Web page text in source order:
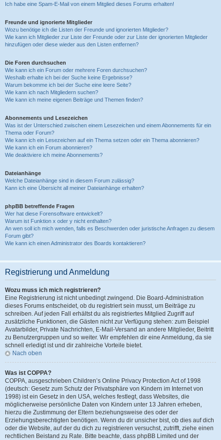
Ich habe eine Spam-E-Mail von einem Mitglied dieses Forums erhalten!
Freunde und ignorierte Mitglieder
Wozu benötige ich die Listen der Freunde und ignorierten Mitglieder?
Wie kann ich Mitglieder zur Liste der Freunde oder zur Liste der ignorierten Mitglieder
hinzufügen oder diese wieder aus den Listen entfernen?
Die Foren durchsuchen
Wie kann ich ein Forum oder mehrere Foren durchsuchen?
Weshalb erhalte ich bei der Suche keine Ergebnisse?
Warum bekomme ich bei der Suche eine leere Seite?
Wie kann ich nach Mitgliedern suchen?
Wie kann ich meine eigenen Beiträge und Themen finden?
Abonnements und Lesezeichen
Was ist der Unterschied zwischen einem Lesezeichen und einem Abonnements für ein
Thema oder Forum?
Wie kann ich ein Lesezeichen auf ein Thema setzen oder ein Thema abonnieren?
Wie kann ich ein Forum abonnieren?
Wie deaktiviere ich meine Abonnements?
Dateianhänge
Welche Dateianhänge sind in diesem Forum zulässig?
Kann ich eine Übersicht all meiner Dateianhänge erhalten?
phpBB betreffende Fragen
Wer hat diese Forensoftware entwickelt?
Warum ist Funktion x oder y nicht enthalten?
An wen soll ich mich wenden, falls es Beschwerden oder juristische Anfragen zu diesem
Forum gibt?
Wie kann ich einen Administrator des Boards kontaktieren?
Registrierung und Anmeldung
Wozu muss ich mich registrieren?
Eine Registrierung ist nicht unbedingt zwingend. Die Board-Administration
dieses Forums entscheidet, ob du registriert sein musst, um Beiträge zu
schreiben. Auf jeden Fall erhältst du als registriertes Mitglied Zugriff auf
zusätzliche Funktionen, die Gästen nicht zur Verfügung stehen: zum Beispiel
Avatarbilder, Private Nachrichten, E-Mail-Versand an andere Mitglieder, Beitritt
zu Benutzergruppen und so weiter. Wir empfehlen dir eine Anmeldung, da sie
schnell erledigt ist und dir zahlreiche Vorteile bietet.
Nach oben
Was ist COPPA?
COPPA, ausgeschrieben Children’s Online Privacy Protection Act of 1998
(deutsch: Gesetz zum Schutz der Privatsphäre von Kindern im Internet von
1998) ist ein Gesetz in den USA, welches festlegt, dass Websites, die
möglicherweise persönliche Daten von Kindern unter 13 Jahren erheben,
hierzu die Zustimmung der Eltern beziehungsweise des oder der
Erziehungsberechtigten benötigen. Wenn du dir unsicher bist, ob dies auf dich
oder die Website, auf der du dich zu registrieren versuchst, zutrifft, ziehe einen
rechtlichen Beistand zu Rate. Bitte beachte, dass phpBB Limited und der